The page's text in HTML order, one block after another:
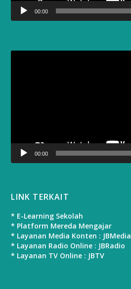
00:00
00:00
LINK TERKAIT
* E-Learning Sekolah
* Platform Mereda Mengajar
* Layanan Media Konten : JBMedia
* Layanan Radio Online : JBRadio
* Layanan TV Online : JBTV